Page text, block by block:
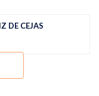
DE CEJAS